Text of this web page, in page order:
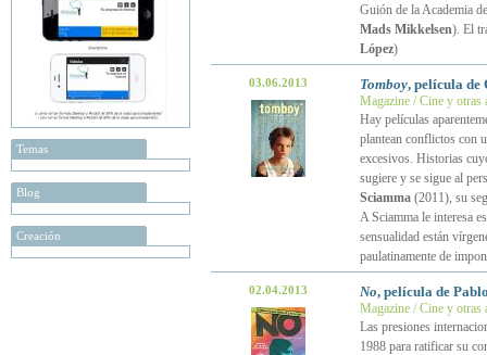
Temas
Blog
Creación
Guión de la Academia
Mads Mikkelsen). El
López)
03.06.2013 Tomboy, película de
Magazine / Cine y otras
Hay películas
plantean conflictos con
excesivos. Historias
sugiere y se sigue al
Sciamma(2011), su
A Sciamma le interesa
sensualidad están
paulatinamente de
02.04.2013 No, película de
Magazine / Cine y otras
Las presiones
1988 para ratificar su